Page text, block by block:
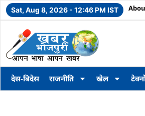
Sat, Aug 8, 2026 - 12:46 PM IST
देस-बिदेस राजनीति खेल